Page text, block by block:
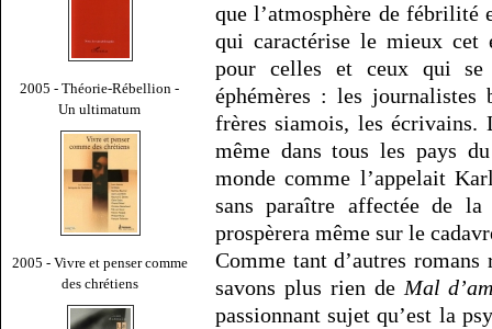
2005 - Théorie-Rébellion -
Un ultimatum
2005 - Vivre et penser comme
des chrétiens
que l’atmosphère de fébrilité
qui caractérise le mieux cet
pour celles et ceux qui
éphémères : les
frères siamois, les écrivains.
même dans tous les pays
monde comme l’appelait
sans paraître affectée de la
prospèrera même sur le
Comme tant d’autres
savons plus rien de Mal
passionnant sujet qu’est la